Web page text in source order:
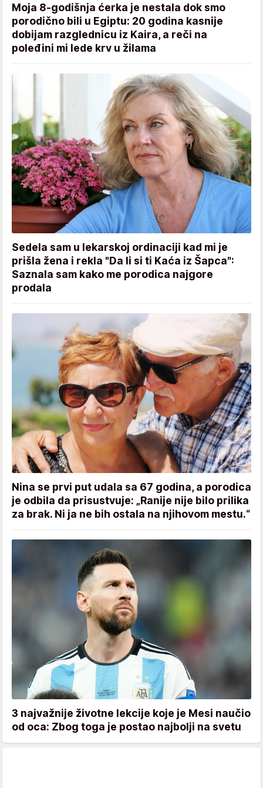
Moja 8-godišnja ćerka je nestala dok smo
porodično bili u Egiptu: 20 godina kasnije
dobijam razglednicu iz Kaira, a reči na
poleđini mi lede krv u žilama
Sedela sam u lekarskoj ordinaciji kad mi je
prišla žena i rekla "Da li si ti Kaća iz Šapca":
Saznala sam kako me porodica najgore
prodala
Nina se prvi put udala sa 67 godina, a porodica
je odbila da prisustvuje: „Ranije nije bilo prilika
za brak. Ni ja ne bih ostala na njihovom mestu.“
3 najvažnije životne lekcije koje je Mesi naučio
od oca: Zbog toga je postao najbolji na svetu